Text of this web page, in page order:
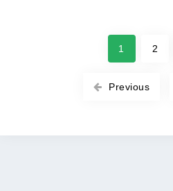
Previous
1 2